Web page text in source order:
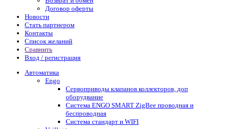
Договор оферты
Новости
Стать партнером
Контакты
Список желаний
Сравнить
Вход / регистрация
Автоматика
Engo
Сервоприводы клапанов коллекторов, доп
оборудвание
Система ENGO SMART ZigBee проводная и
беспроводная
Система стандарт и WIFI